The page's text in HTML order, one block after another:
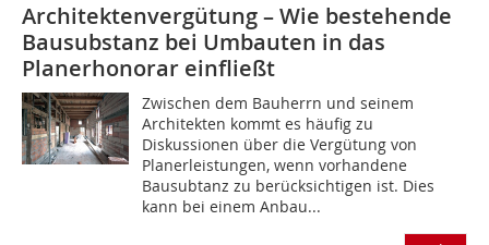
Architektenvergütung – Wie bestehende
Bausubstanz bei Umbauten in das
Planerhonorar einfließt
Zwischen dem Bauherrn und seinem
Architekten kommt es häufig zu
Diskussionen über die Vergütung von
Planerleistungen, wenn vorhandene
Bausubtanz zu berücksichtigen ist. Dies
kann bei einem Anbau...